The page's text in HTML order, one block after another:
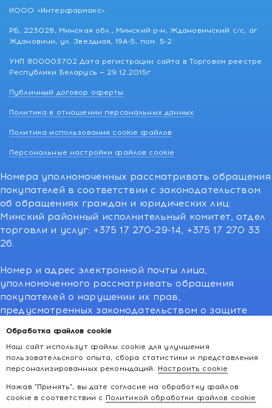
Обработка файлов cookie
Наш сайт использут файлы cookie для улучшения
пользовательского опыта, сбора статистики и представления
персонализированных рекомндаций. Настроить cookie
Нажав "Принять", вы дате согласие на обработку файлов
cookie в соответствии с Политикой обработки файлов cookie
ИООО «Интерфармакс»
РБ, 223028, Минская обл., Минский р-н, Ждановичский с/с, аг.
Ждановичи, ул. Звездная, 19А-5, пом. 5-2
УНП 800003702 Дата регистрации сайта в Торговом реестре
Республики Беларусь — 29.12.2015г
Публичный договор оферты
Политика в отношении персональных данных
Политика использования cookie файлов
Персональные настройки файлов cookie
Номера уполномоченных рассматривать обращения
покупателей в соответствии с законодательством
об обращениях граждан и юридических лиц:
Минский районный исполнительный комитет, отдел
торговли и услуг: +375 17 270-29-14, +375 17 270 33
26.
Номер и адрес электронной почты лица,
уполномоченного рассматривать обращения
покупателей о нарушении их прав,
предусмотренных законодательством о защите
операторов), info@kakvapteke.by